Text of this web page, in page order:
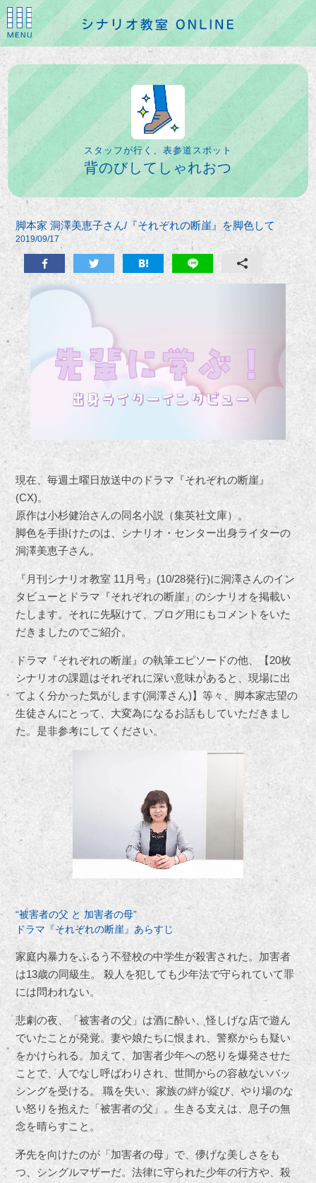
スタッフが行く、表参道スポット
背のびしてしゃれおつ
脚本家 洞澤美恵子さん/『それぞれの断崖』を脚色して
2019/09/17
現在、毎週土曜日放送中のドラマ『それぞれの断崖』
(CX)。
原作は小杉健治さんの同名小説（集英社文庫）。
脚色を手掛けたのは、シナリオ・センター出身ライターの
洞澤美恵子さん。
『月刊シナリオ教室 11月号』(10/28発行)に洞澤さんのイン
タビューとドラマ『それぞれの断崖』のシナリオを掲載い
たします。それに先駆けて、ブログ用にもコメントをいた
だきましたのでご紹介。
ドラマ『それぞれの断崖』の執筆エピソードの他、【20枚
シナリオの課題はそれぞれに深い意味があると、現場に出
てよく分かった気がします(洞澤さん)】等々、脚本家志望の
生徒さんにとって、大変為になるお話もしていただきまし
た。是非参考にしてください。
“被害者の父 と 加害者の母”
ドラマ『それぞれの断崖』あらすじ
家庭内暴力をふるう不登校の中学生が殺害された。加害者
は13歳の同級生。 殺人を犯しても少年法で守られていて罪
には問われない。
悲劇の夜、「被害者の父」は酒に酔い、怪しげな店で遊ん
でいたことが発覚。妻や娘たちに恨まれ、警察からも疑い
をかけられる。加えて、加害者少年への怒りを爆発させた
ことで、人でなし呼ばわりされ、世間からの容赦ないバッ
シングを受ける。 職を失い、家族の絆が綻び、やり場のな
い怒りを抱えた「被害者の父」。生きる支えは、息子の無
念を晴らすこと。
矛先を向けたのが「加害者の母」で、儚げな美しさをも
つ、シングルマザーだ。法律に守られた少年の行方や、殺